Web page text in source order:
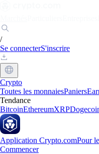
/
Se connecterS'inscrire
Crypto
Toutes les monnaiesPaniers
Tendance
BitcoinEthereumXRP
Application Crypto.comPour
Commencer